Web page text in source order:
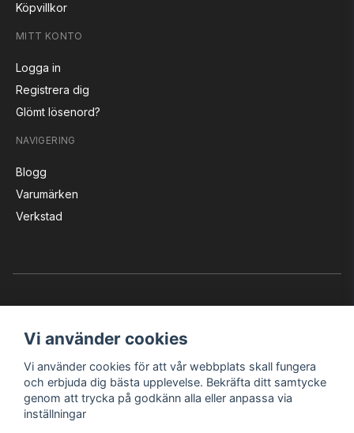
Köpvillkor
MITT KONTO
Logga in
Registrera dig
Glömt lösenord?
NAVIGERING
Blogg
Varumärken
Verkstad
Instagram Facebook YouTube
Vi använder cookies
Vi använder cookies för att vår webbplats skall fungera
och erbjuda dig bästa upplevelse. Bekräfta ditt samtycke
genom att trycka på godkänn alla eller anpassa via
inställningar